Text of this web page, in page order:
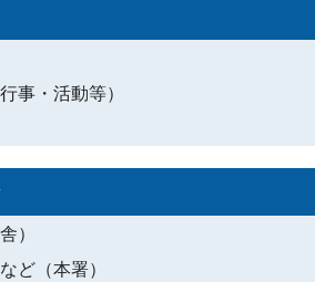
事・活動等）
）
ど（本署）